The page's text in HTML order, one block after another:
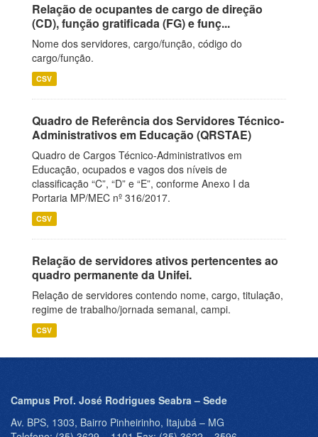
Relação de ocupantes de cargo de direção
(CD), função gratificada (FG) e funç...
Nome dos servidores, cargo/função, código do
cargo/função.
CSV
Quadro de Referência dos Servidores Técnico-
Administrativos em Educação (QRSTAE)
Quadro de Cargos Técnico-Administrativos em
Educação, ocupados e vagos dos níveis de
classificação “C”, “D” e “E”, conforme Anexo I da
Portaria MP/MEC nº 316/2017.
CSV
Relação de servidores ativos pertencentes ao
quadro permanente da Unifei.
Relação de servidores contendo nome, cargo, titulação,
regime de trabalho/jornada semanal, campi.
CSV
Campus Prof. José Rodrigues Seabra – Sede
Av. BPS, 1303, Bairro Pinheirinho, Itajubá – MG